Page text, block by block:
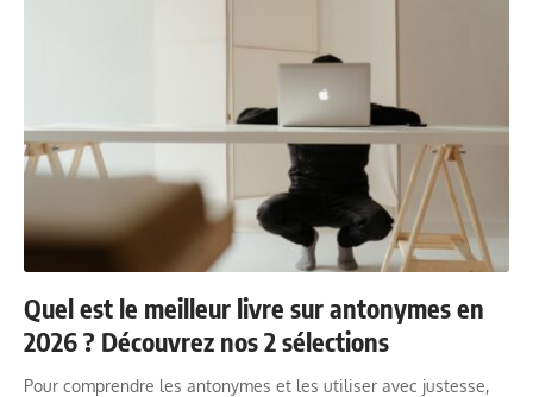
Quel est le meilleur livre sur antonymes en
2026 ? Découvrez nos 2 sélections
Pour comprendre les antonymes et les utiliser avec justesse,